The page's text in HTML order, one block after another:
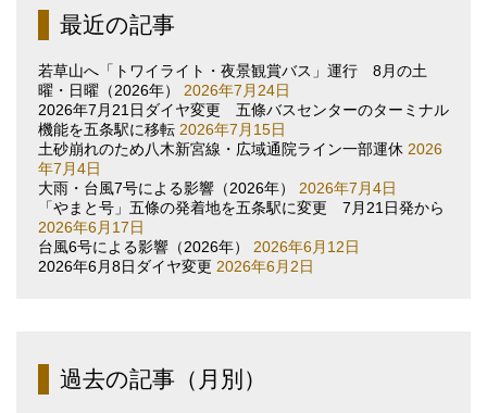
最近の記事
若草山へ「トワイライト・夜景観賞バス」運行 8月の土
曜・日曜（2026年）
2026年7月24日
2026年7月21日ダイヤ変更 五條バスセンターのターミナル
機能を五条駅に移転 2026年7月15日
土砂崩れのため八木新宮線・広域通院ライン一部運休 2026
年7月4日
大雨・台風7号による影響（2026年）
2026年7月4日
「やまと号」五條の発着地を五条駅に変更 7月21日発から
2026年6月17日
台風6号による影響（2026年）
2026年6月12日
2026年6月8日ダイヤ変更 2026年6月2日
過去の記事（月別）